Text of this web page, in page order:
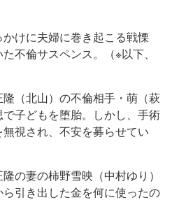
けに夫婦に巻き起こる戦慄
不倫サスペンス。（※以下、
（北山）の不倫相手・萌（萩
子どもを堕胎。しかし、手術
視され、不安を募らせてい
の妻の柿野雪映（中村ゆり）
引き出した金を何に使ったの